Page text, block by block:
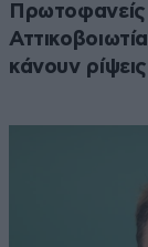
κάνουν